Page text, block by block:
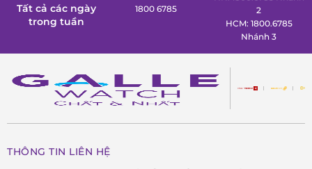
Tất cả các ngày
trong tuần
1800 6785
2
HCM: 1800.6785
Nhánh 3
THÔNG TIN LIÊN HỆ